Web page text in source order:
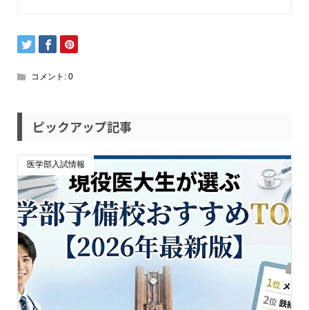
コメント: 0
ピックアップ記事
医学部入試情報